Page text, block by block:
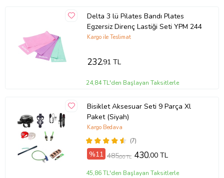
Delta 3 lü Pilates Bandı Plates
Egzersiz Direnç Lastiği Seti YPM 244
Kargo ile Teslimat
232,91 TL
24,84 TL'den Başlayan Taksitlerle
Bisiklet Aksesuar Seti 9 Parça Xl
Paket (Siyah)
(7)
Kargo Bedava
%11 485,00 TL 430,00 TL
45,86 TL'den Başlayan Taksitlerle